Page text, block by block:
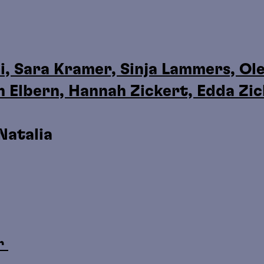
Sara Kramer, Sinja Lammers,
Elbern, Hannah Zickert, Edda